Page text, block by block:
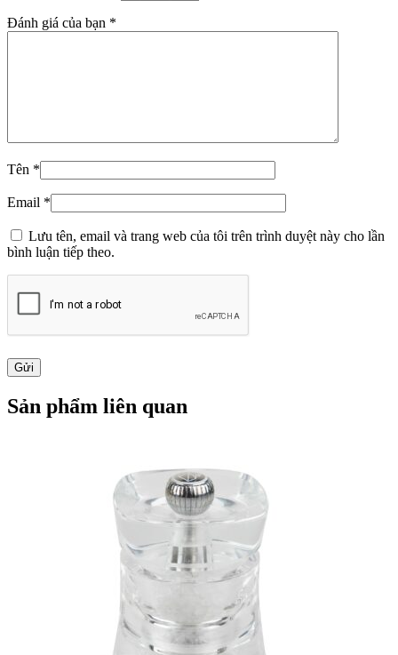
Đánh giá của bạn *
Tên *
Email *
Lưu tên, email và trang web của tôi trên trình duyệt này cho lần
bình luận tiếp theo.
Sản phẩm liên quan